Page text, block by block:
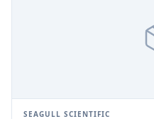
SEAGULL SCIENTIFIC